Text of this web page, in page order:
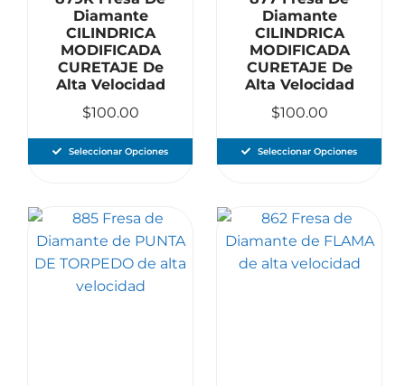
Diamante
CILINDRICA
MODIFICADA
CURETAJE De
Alta Velocidad
$100.00
Seleccionar Opciones
Diamante
CILINDRICA
MODIFICADA
CURETAJE De
Alta Velocidad
$100.00
Seleccionar Opciones